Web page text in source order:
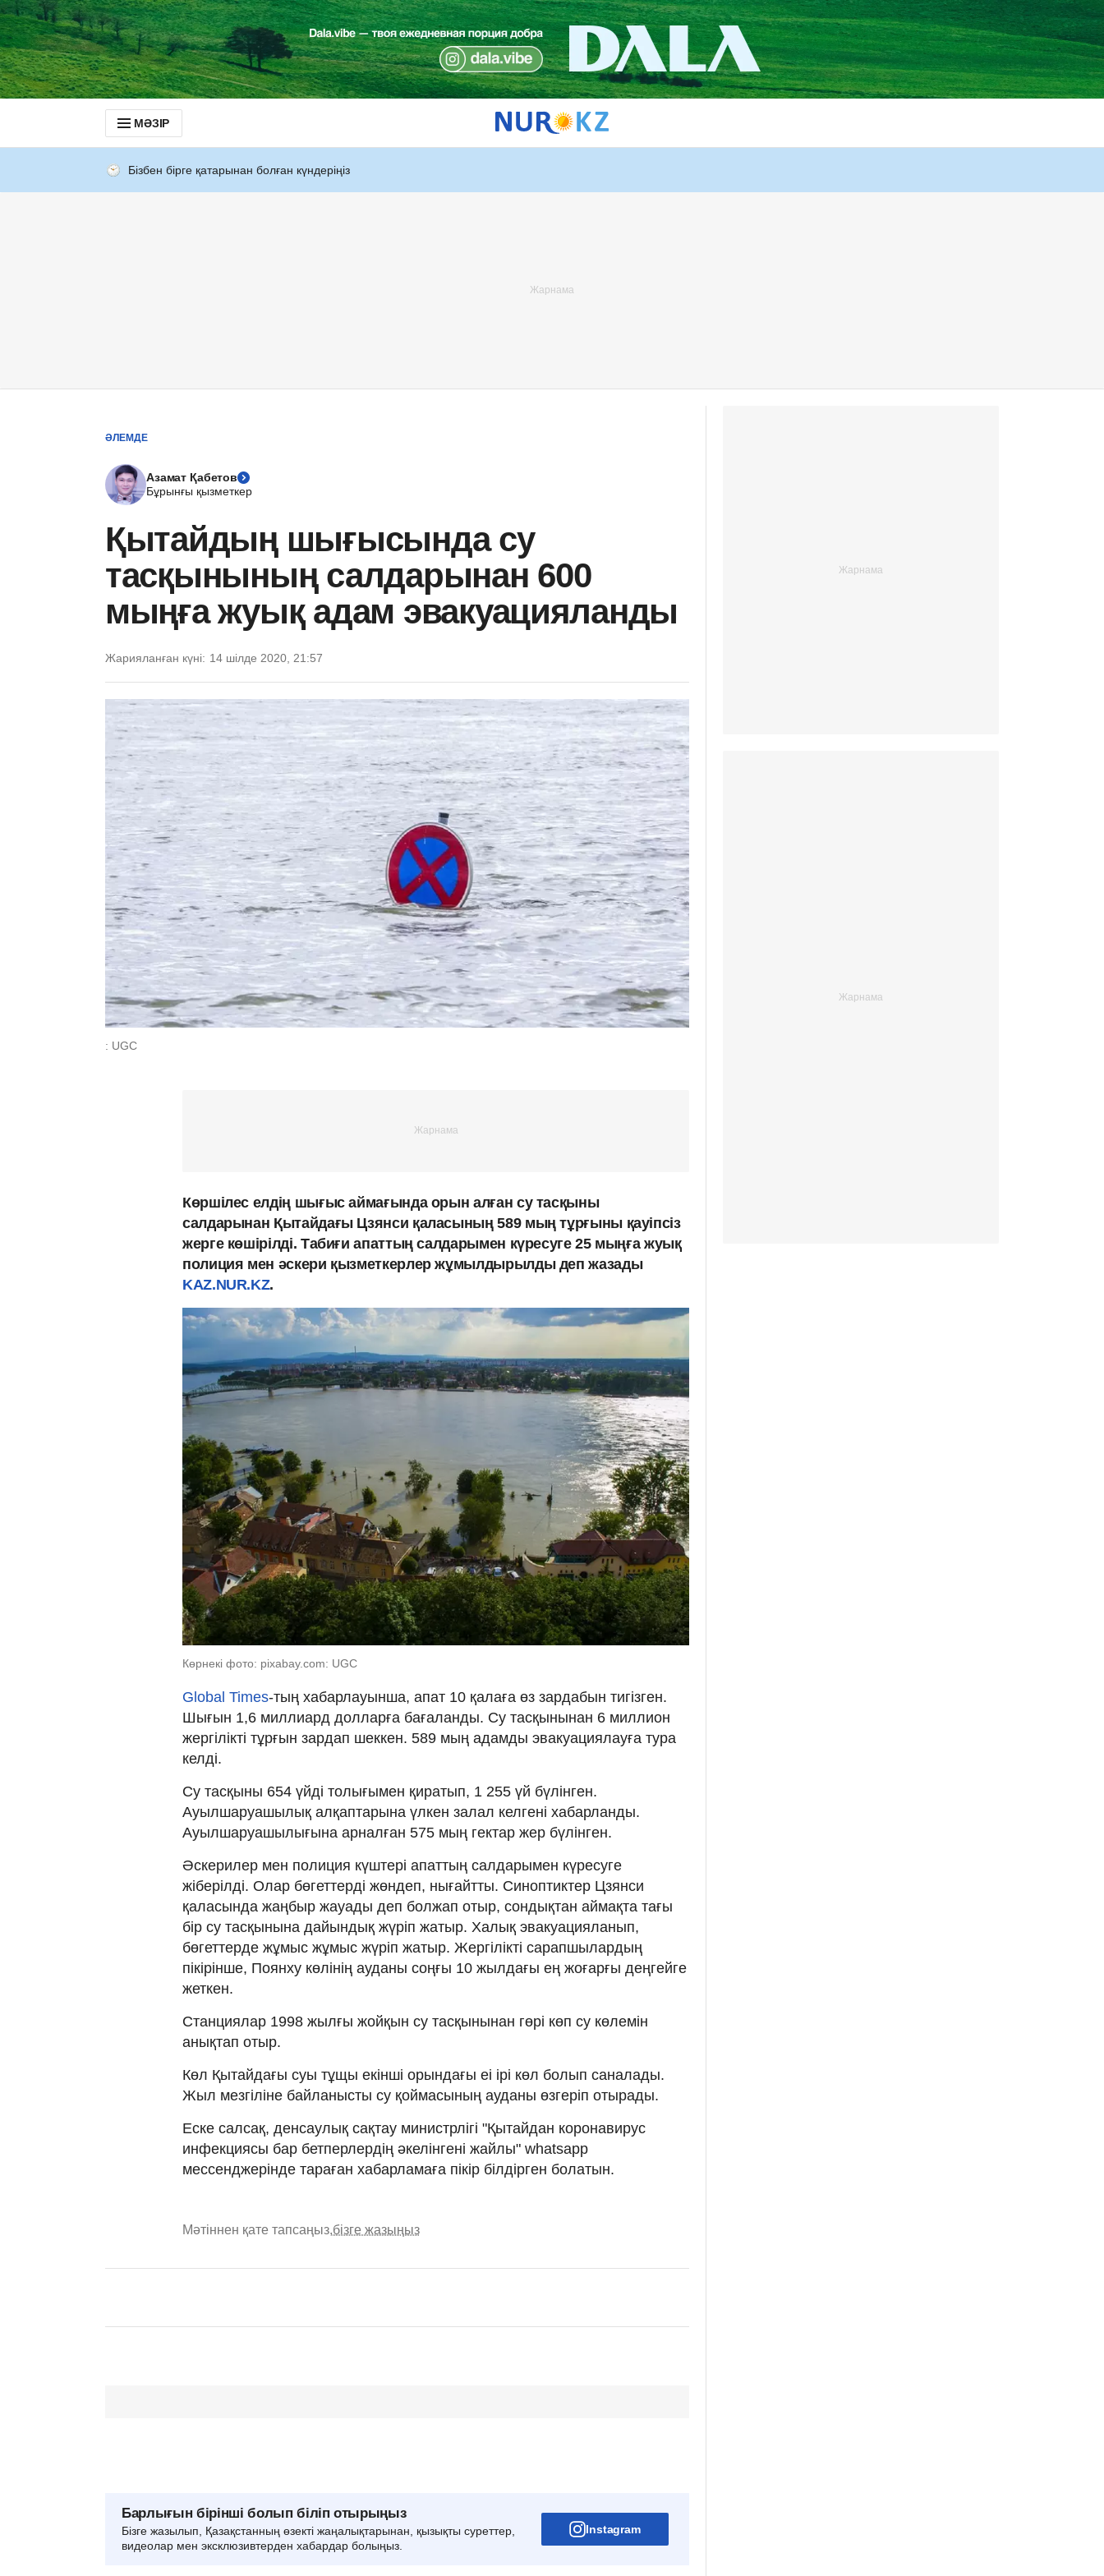
МӘЗІР
Бізбен бірге қатарынан болған күндеріңіз
ӘЛЕМДЕ
Азамат Қабетов
Бұрынғы қызметкер
Қытайдың шығысында су
тасқынының салдарынан 600
мыңға жуық адам эвакуацияланды
Жарияланған күні: 14 шілде 2020, 21:57
: UGC
Көршілес елдің шығыс аймағында орын алған су тасқыны
салдарынан Қытайдағы Цзянси қаласының 589 мың тұрғыны қауіпсіз
жерге көшірілді. Табиғи апаттың салдарымен күресуге 25 мыңға жуық
полиция мен әскери қызметкерлер жұмылдырылды деп жазады
KAZ.NUR.KZ.
Көрнекі фото: pixabay.com: UGC
Global Times-тың хабарлауынша, апат 10 қалаға өз зардабын тигізген.
Шығын 1,6 миллиард долларға бағаланды. Су тасқынынан 6 миллион
жергілікті тұрғын зардап шеккен. 589 мың адамды эвакуациялауға тура
келді.
Су тасқыны 654 үйді толығымен қиратып, 1 255 үй бүлінген.
Ауылшаруашылық алқаптарына үлкен залал келгені хабарланды.
Ауылшаруашылығына арналған 575 мың гектар жер бүлінген.
Әскерилер мен полиция күштері апаттың салдарымен күресуге
жіберілді. Олар бөгеттерді жөндеп, нығайтты. Синоптиктер Цзянси
қаласында жаңбыр жауады деп болжап отыр, сондықтан аймақта тағы
бір су тасқынына дайындық жүріп жатыр. Халық эвакуацияланып,
бөгеттерде жұмыс жұмыс жүріп жатыр. Жергілікті сарапшылардың
пікірінше, Поянху көлінің ауданы соңғы 10 жылдағы ең жоғарғы деңгейге
жеткен.
Станциялар 1998 жылғы жойқын су тасқынынан гөрі көп су көлемін
анықтап отыр.
Көл Қытайдағы суы тұщы екінші орындағы еі ірі көл болып саналады.
Жыл мезгіліне байланысты су қоймасының ауданы өзгеріп отырады.
Еске салсақ, денсаулық сақтау министрлігі "Қытайдан коронавирус
инфекциясы бар бетперлердің әкелінгені жайлы" whatsapp
мессенджерінде тараған хабарламаға пікір білдірген болатын.
Мәтіннен қате тапсаңыз,бізге жазыңыз
Барлығын бірінші болып біліп отырыңыз
Бізге жазылып, Қазақстанның өзекті жаңалықтарынан, қызықты суреттер,
видеолар мен эксклюзивтерден хабардар болыңыз.
Instagram